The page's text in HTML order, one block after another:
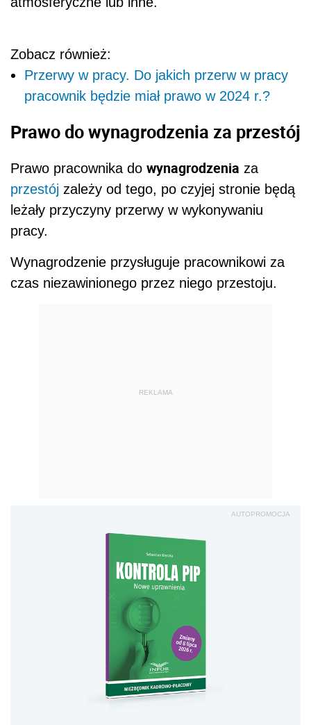
Zobacz również:
Przerwy w pracy. Do jakich przerw w pracy
pracownik będzie miał prawo w 2024 r.?
Prawo do wynagrodzenia za przestój
Prawo pracownika do wynagrodzenia za
przestój zależy od tego, po czyjej stronie będą
leżały przyczyny przerwy w wykonywaniu
pracy.
Wynagrodzenie przysługuje pracownikowi za
czas niezawinionego przez niego przestoju.
REKLAMA
AUTOPROMOCJA